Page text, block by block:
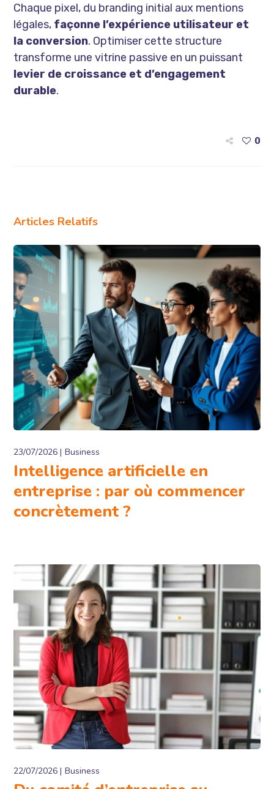
Chaque pixel, du branding initial aux mentions
légales, façonne l’expérience utilisateur et
la conversion. Optimiser cette structure
transforme une vitrine passive en un puissant
levier de croissance et d’engagement
durable.
0
Articles Relatifs
23/07/2026 Business
Intelligence artificielle en
entreprise : par où commencer
concrètement ?
22/07/2026 Business